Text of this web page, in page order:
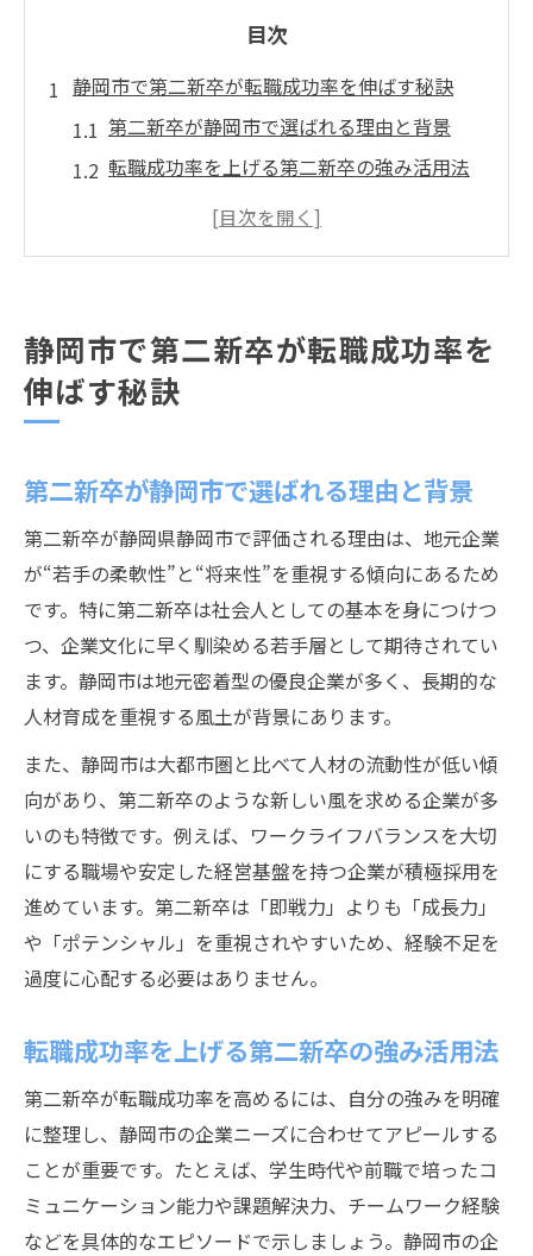
目次
静岡市で第二新卒が転職成功率を伸ばす秘訣
第二新卒が静岡市で選ばれる理由と背景
転職成功率を上げる第二新卒の強み活用法
静岡市の第二新卒求人動向と狙い目業界
ワークライフバランス重視の第二新卒転職戦略
静岡市で第二新卒が叶える理想の働き方
第二新卒歓迎の制度充実職場が選ばれる背
第二新卒が失敗しない企業選びの視点
転職活動で重視したいライフプラン設計
第二新卒が静岡市で高収入を目指す実践方法
第二新卒が静岡市で年収アップを実現する
条件
高収入を狙うための第二新卒自己PR作成術
静岡市の第二新卒向け高収入企業の特徴
年収交渉で失敗しない第二新卒のコツ
第二新卒転職で重要な実績アピール法
注目の優良企業に第二新卒として挑むために
第二新卒が優良企業に応募する際のポイン
ト
静岡市で人気の第二新卒歓迎企業の見極め
方
応募前に実践したい第二新卒向け企業研究
優良企業が求める第二新卒像とは何か
第二新卒で差がつく自己分析と志望動機
転職成功率を上げる第二新卒の応募準備とは
静岡市で第二新卒が転職成功率を
伸ばす秘訣
第二新卒が静岡市で選ばれる理由と背景
第二新卒が静岡県静岡市で評価される理由は、地元企業
が“若手の柔軟性”と“将来性”を重視する傾向にあるため
です。特に第二新卒は社会人としての基本を身につけつ
つ、企業文化に早く馴染める若手層として期待されてい
ます。静岡市は地元密着型の優良企業が多く、長期的な
人材育成を重視する風土が背景にあります。
また、静岡市は大都市圏と比べて人材の流動性が低い傾
向があり、第二新卒のような新しい風を求める企業が多
いのも特徴です。例えば、ワークライフバランスを大切
にする職場や安定した経営基盤を持つ企業が積極採用を
進めています。第二新卒は「即戦力」よりも「成長力」
や「ポテンシャル」を重視されやすいため、経験不足を
過度に心配する必要はありません。
転職成功率を上げる第二新卒の強み活用法
第二新卒が転職成功率を高めるには、自分の強みを明確
に整理し、静岡市の企業ニーズに合わせてアピールする
ことが重要です。たとえば、学生時代や前職で培ったコ
ミュニケーション能力や課題解決力、チームワーク経験
などを具体的なエピソードで示しましょう。静岡市の企